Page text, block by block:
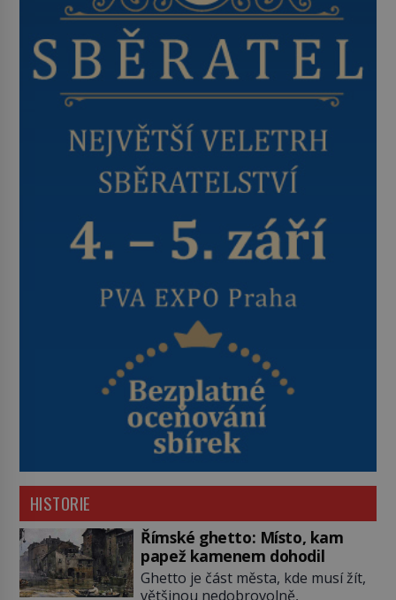
HISTORIE
Římské ghetto: Místo, kam
papež kamenem dohodil
Ghetto je část města, kde musí žít,
většinou nedobrovolně,